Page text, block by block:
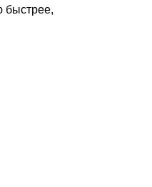
быстрее,